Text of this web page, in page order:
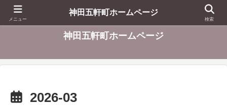
東京都千代田区
神田五軒町ホームページ
2026-03
メニュー
神田五軒町ホームページ
検索